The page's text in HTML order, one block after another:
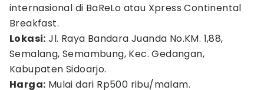
internasional di BaReLo atau Xpress Continental
Breakfast.
Lokasi: Jl. Raya Bandara Juanda No.KM. 1,88,
Semalang, Semambung, Kec. Gedangan,
Kabupaten Sidoarjo.
Harga: Mulai dari Rp500 ribu/malam.